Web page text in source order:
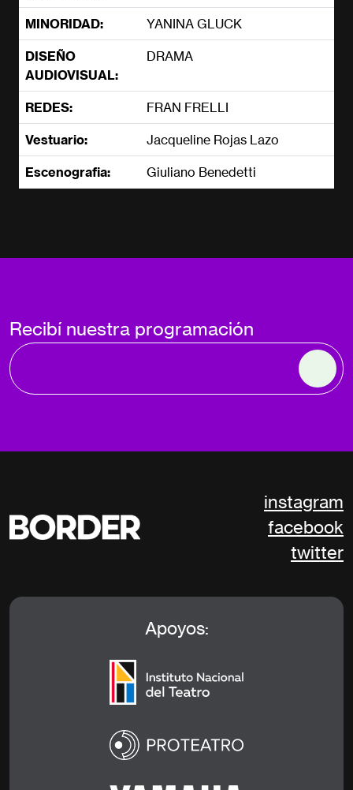
MINORIDAD: YANINA GLUCK
DISEÑO
AUDIOVISUAL:
DRAMA
REDES: FRAN FRELLI
Vestuario: Jacqueline Rojas Lazo
Escenografia: Giuliano Benedetti
Recibí nuestra programación
instagram
facebook
twitter
Apoyos: